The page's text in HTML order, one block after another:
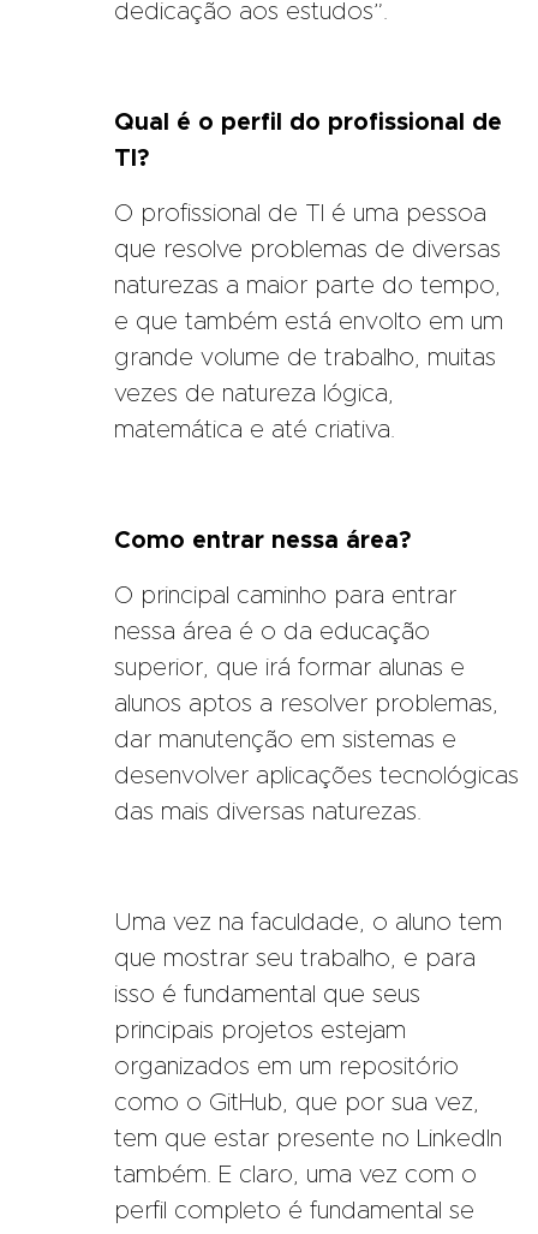
dedicação aos estudos”.
Qual é o perfil do profissional de
TI?
O profissional de TI é uma pessoa
que resolve problemas de diversas
naturezas a maior parte do tempo,
e que também está envolto em um
grande volume de trabalho, muitas
vezes de natureza lógica,
matemática e até criativa.
Como entrar nessa área?
O principal caminho para entrar
nessa área é o da educação
superior, que irá formar alunas e
alunos aptos a resolver problemas,
dar manutenção em sistemas e
desenvolver aplicações tecnológicas
das mais diversas naturezas.
Uma vez na faculdade, o aluno tem
que mostrar seu trabalho, e para
isso é fundamental que seus
principais projetos estejam
organizados em um repositório
como o GitHub, que por sua vez,
tem que estar presente no LinkedIn
também. E claro, uma vez com o
perfil completo é fundamental se